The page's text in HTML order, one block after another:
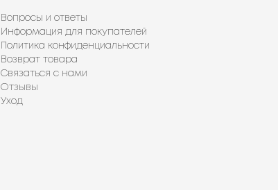
Вопросы и ответы
Информация для покупателей
Политика конфиденциальности
Возврат товара
Связаться с нами
Отзывы
Уход